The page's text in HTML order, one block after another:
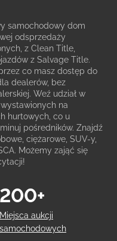
samochodowy dom
odsprzedaży
z Clean Title,
z Salvage Title.
co masz dostęp do
dealerów, bez
Weź udział w
na
hurtowych, co u
pośredników. Znajdź
ciężarowe, SUV-y,
Możemy zająć się
Miejsca aukcji
samochodowych
200+